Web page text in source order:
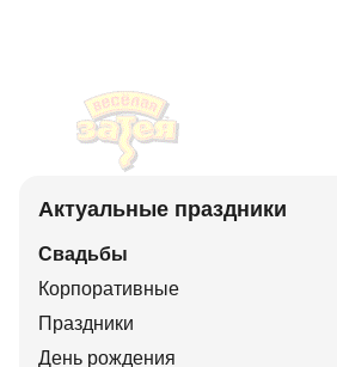
Актуальные праздники
Свадьбы
Корпоративные
Праздники
День рождения